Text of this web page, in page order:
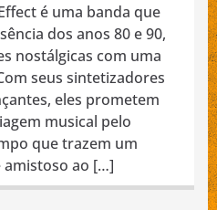
é uma banda que
dos anos 80 e 90,
nostálgicas com uma
seus sintetizadores
eles prometem
musical pelo
que trazem um
ao […]